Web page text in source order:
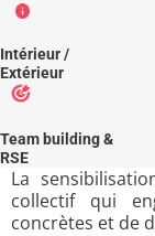
Intérieur /
Extérieur
Team building &
RSE
La
collectif qui
concrètes et de